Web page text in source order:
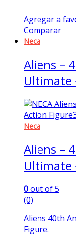
Agregar a
Comparar
Neca
Aliens –
Ultimate
Neca
Aliens –
Ultimate
0out of 5
(0)
Aliens 40th
Figure.